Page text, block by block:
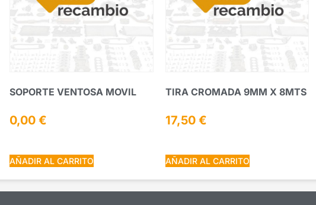
SOPORTE VENTOSA MOVIL
0,00 €
AÑADIR AL CARRITO
TIRA CROMADA 9MM X 8MTS
17,50 €
AÑADIR AL CARRITO